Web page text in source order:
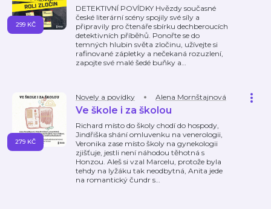
DETEKTIVNÍ POVÍDKY Hvězdy současné
české literární scény spojily své síly a
připravily pro čtenáře sbírku dechberoucích
detektivních příběhů. Ponořte se do
temných hlubin světa zločinu, užívejte si
rafinované zápletky a nečekaná rozuzlení,
zapojte své malé šedé buňky a…
299 KČ
Novely a povídky Alena Mornštajnová
Ve škole i za školou
Richard místo do školy chodí do hospody,
Jindřiška shání omluvenku na venerologii,
Veronika zase místo školy na gynekologii
zjišťuje, jestli není náhodou těhotná s
Honzou. Aleš si vzal Marcelu, protože byla
tehdy na lyžáku tak neodbytná, Anita jede
na romantický čundr s…
279 KČ